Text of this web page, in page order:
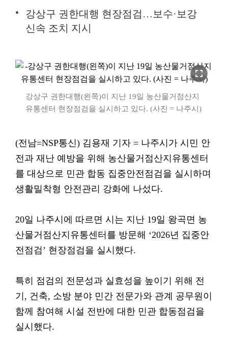
강상구 권한대행 현장점검…보수·보강
신속 조치 지시
fullscreen
강상구 권한대행(왼쪽)이 지난 19일 농산물거점산지
유통센터 현장점검을 실시하고 있다. (사진 = 나주시)
(전남=NSP통신) 김용재 기자 = 나주시가 시민 안
전과 재난 예방을 위해 농산물거점산지유통센터
를 대상으로 민관 합동 집중안전점검을 실시하며
생활밀착형 안전관리 강화에 나섰다.
20일 나주시에 따르면 시는 지난 19일 왕곡면 농
산물거점산지유통센터를 방문해 ‘2026년 집중안
전점검’ 현장점검을 실시했다.
특히 점검의 전문성과 실효성을 높이기 위해 전
기, 건축, 소방 분야 민간 전문가와 관계 공무원이
함께 참여해 시설 전반에 대한 민관 합동점검을
실시했다.